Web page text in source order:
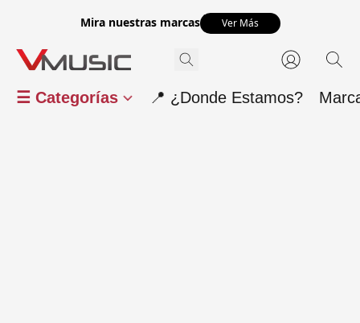
Mira nuestras marcas Ver Más
☰ Categorías 📍 ¿Donde Estamos?